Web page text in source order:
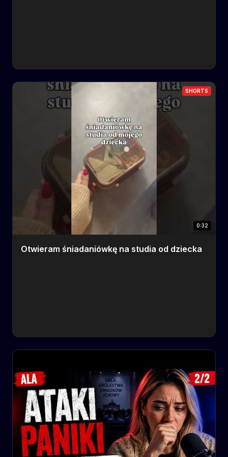
ŚWIATUSAMI 📱 📸 Instagram:
https://www.instagram.com/swiatusy 👍 Facebook
Fanpage: https://www.facebook.com/swiatusy 👥 Grupa
https://www.facebook.com/groups/swiatusymemy 👑
Grupa dla Patronów:
https://www.facebook.com/groups/swiatusypatronite 🎵
TikTok: https://www.tiktok.com/@swiatusy 🌐 Zajrzyj na
naszą stronę: https://swiatusy.pl 👫 BĄDŹ NA BIEŻĄCO Z
SARĄ I EDWINEM 👫 📸 Instagram:
https://www.instagram.com/swiatusy_plus 🌐 Zajrzyj na
naszą stronę: https://swiatusy.pl
0:32
SHORTS
Otwieram śniadaniówkę na studia od dziecka